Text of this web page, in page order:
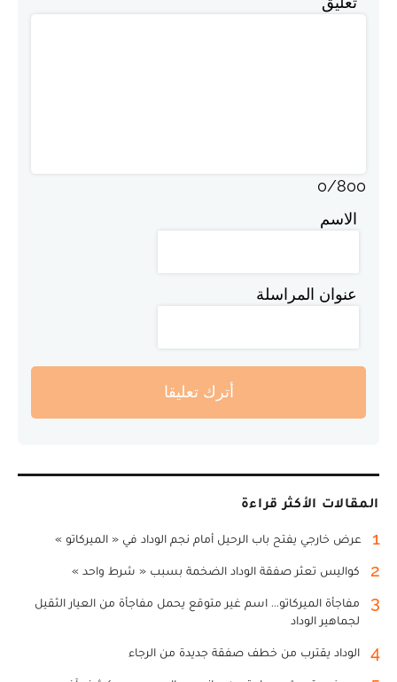
0/800
الاسم
عنوان المراسلة
أترك تعليقا
المقالات الأكثر قراءة
1 عرض خارجي يفتح باب الرحيل أمام نجم الوداد في « الميركاتو »
2 كواليس تعثر صفقة الوداد الضخمة بسبب « شرط واحد »
3
مفاجأة الميركاتو... اسم غير متوقع يحمل مفاجأة من العيار الثقيل
لجماهير الوداد
4 الوداد يقترب من خطف صفقة جديدة من الرجاء